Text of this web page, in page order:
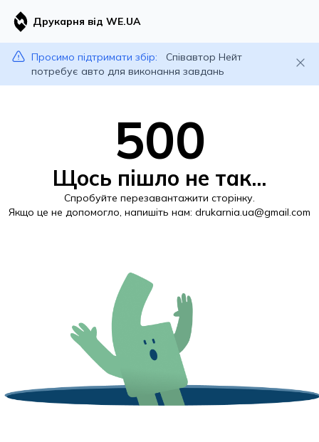
Друкарня від WE.UA
Просимо підтримати збір:
Співавтор Нейт
потребує авто для виконання завдань
500
Щось пішло не так...
Спробуйте перезавантажити сторінку.
Якщо це не допомогло, напишіть нам: drukarnia.ua@gmail.com